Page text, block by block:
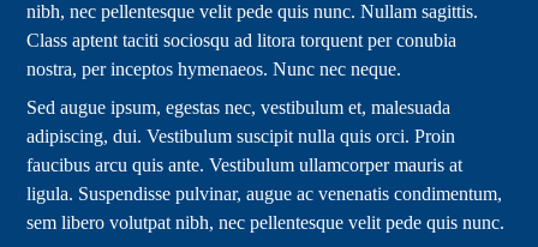
nibh, nec pellentesque velit pede quis nunc. Nullam sagittis.
Class aptent taciti sociosqu ad litora torquent per conubia
nostra, per inceptos hymenaeos. Nunc nec neque.
Sed augue ipsum, egestas nec, vestibulum et, malesuada
adipiscing, dui. Vestibulum suscipit nulla quis orci. Proin
faucibus arcu quis ante. Vestibulum ullamcorper mauris at
ligula. Suspendisse pulvinar, augue ac venenatis condimentum,
sem libero volutpat nibh, nec pellentesque velit pede quis nunc.